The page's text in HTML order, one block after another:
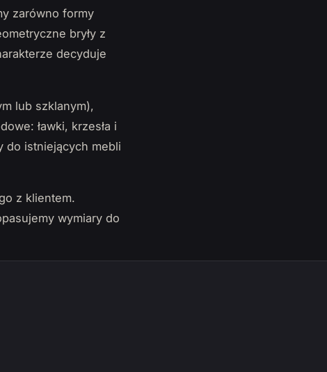
zarówno formy
bryły z
decyduje
lub szklanym),
ławki, krzesła i
do istniejących mebli
z klientem.
wymiary do